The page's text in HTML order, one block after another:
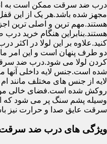
درب ضد سرقت ممکن است به
مجهز شده باشد.هر یک از این
هستند.مهم ترین و اصلی ترین
هستند.بنابراین هنگام خرید
کنید.علاوه بر این لولا در
دو طرف پنهان است و این امر
کردن لولا می شود.درب ضد
شده است.جنس لایه داخلی آنها
لایه از جنس های مختلف مانند
روکش شده است.فضای خالی
وسیله پشم سنگ پر می شود که
سرقت عایق صدا و حرارت نیز
ویژگی های درب ضد